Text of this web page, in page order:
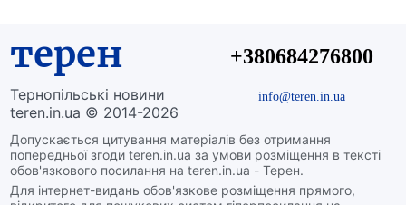
терен
Тернопільські новини
teren.in.ua © 2014-2026
Допускається цитування матеріалів без отримання
попередньої згоди teren.in.ua за умови розміщення в тексті
обов'язкового посилання на teren.in.ua - Терен.
Для інтернет-видань обов'язкове розміщення прямого,
+380684276800
info@teren.in.ua